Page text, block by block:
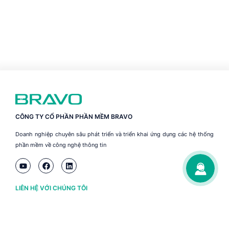
CÔNG TY CỔ PHẦN PHẦN MỀM BRAVO
Doanh nghiệp chuyên sâu phát triển và triển khai ứng dụng các hệ thống
phần mềm về công nghệ thông tin
LIÊN HỆ VỚI CHÚNG TÔI